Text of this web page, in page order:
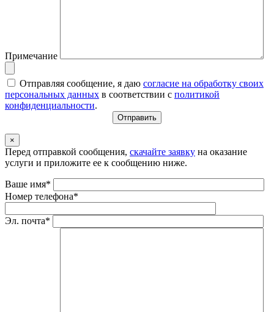
Примечание
Отправляя сообщение, я даю согласие на обработку своих
персональных данных в соответствии с политикой
конфиденциальности.
×
Перед отправкой сообщения, скачайте заявку на оказание
услуги и приложите ее к сообщению ниже.
Ваше имя*
Номер телефона*
Эл. почта*